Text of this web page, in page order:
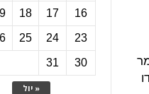
« יול
16
17
18
23
24
25
30
31